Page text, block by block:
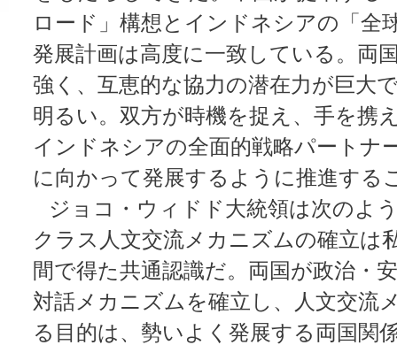
ロード」構想とインドネシアの「全
発展計画は高度に一致している。両
強く、互恵的な協力の潜在力が巨大
明るい。双方が時機を捉え、手を携
インドネシアの全面的戦略パートナ
に向かって発展するように推進する
ジョコ・ウィドド大統領は次のよ
クラス人文交流メカニズムの確立は
間で得た共通認識だ。両国が政治・
対話メカニズムを確立し、人文交流
る目的は、勢いよく発展する両国関